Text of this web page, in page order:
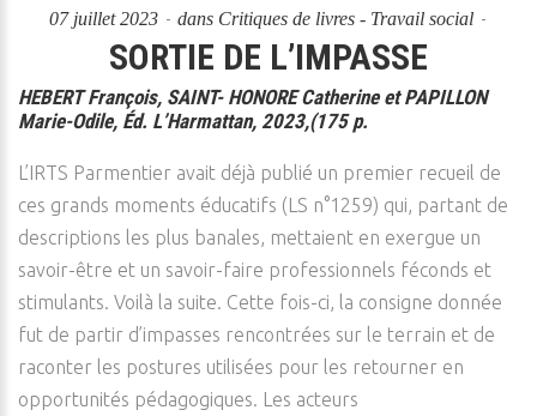
07 juillet 2023 dans Critiques de livres - Travail social
SORTIE DE L’IMPASSE
HEBERT François, SAINT- HONORE Catherine et PAPILLON
Marie-Odile, Éd. L’Harmattan, 2023,(175 p.
L’IRTS Parmentier avait déjà publié un premier recueil de
ces grands moments éducatifs (LS n°1259) qui, partant de
descriptions les plus banales, mettaient en exergue un
savoir-être et un savoir-faire professionnels féconds et
stimulants. Voilà la suite. Cette fois-ci, la consigne donnée
fut de partir d’impasses rencontrées sur le terrain et de
raconter les postures utilisées pour les retourner en
opportunités pédagogiques. Les acteurs